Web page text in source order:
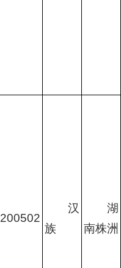
200502
汉
族
湖
南株洲